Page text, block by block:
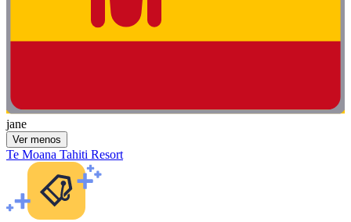
jane
Ver menos
Te Moana Tahiti Resort